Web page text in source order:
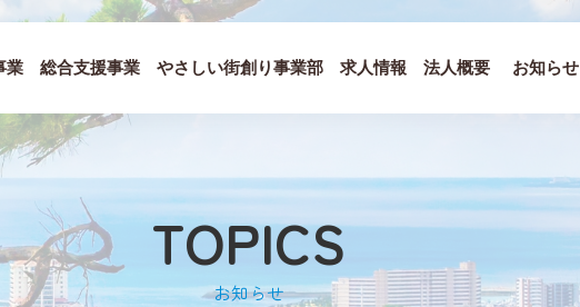
業 総合支援事業 やさしい街創り事業部 求人情報 法人概要 お知らせ
TOPICS
お知らせ